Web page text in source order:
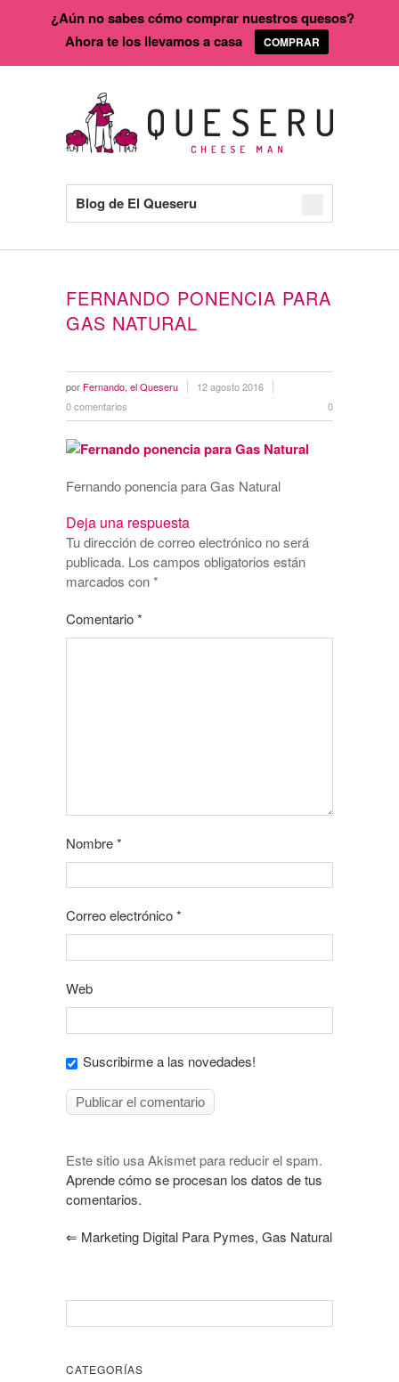
Blog de El Queseru
FERNANDO PONENCIA PARA
GAS NATURAL
por Fernando, el Queseru
12 agosto 2016
0 comentarios
0
Fernando ponencia para Gas Natural
Deja una respuesta
Tu dirección de correo electrónico no será
publicada. Los campos obligatorios están
marcados con*
Comentario*
Nombre*
Correo electrónico*
Web
Suscribirme a las novedades!
Este sitio usa Akismet para reducir el spam.
Aprende cómo se procesan los datos de tus
comentarios.
⇐ Marketing Digital Para Pymes, Gas Natural
CATEGORÍAS
¿Aún no sabes cómo comprar nuestros quesos?
Ahora te los llevamos a casa
COMPRAR